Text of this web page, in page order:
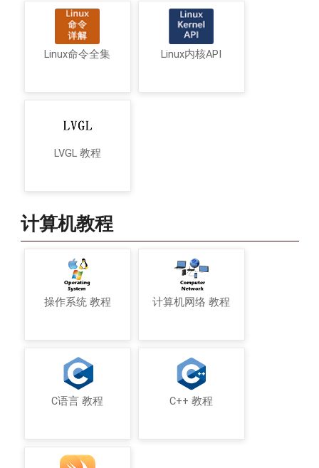
Linux命令全集 Linux内核API
LVGL 教程
计算机教程
操作系统 教程 计算机网络 教程
C语言 教程 C++ 教程